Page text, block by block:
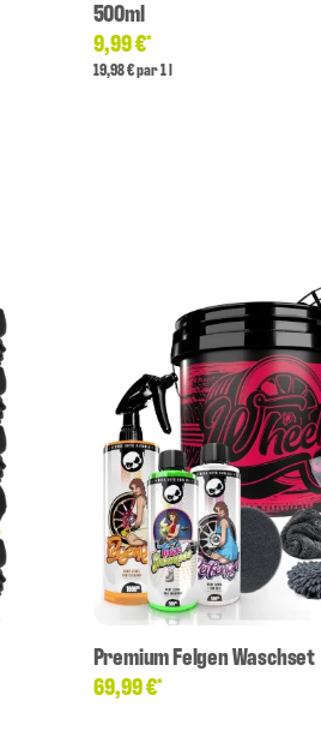
500ml
9,99 €*
19,98 € par 1 l
Premium Felgen Waschset
69,99 €*